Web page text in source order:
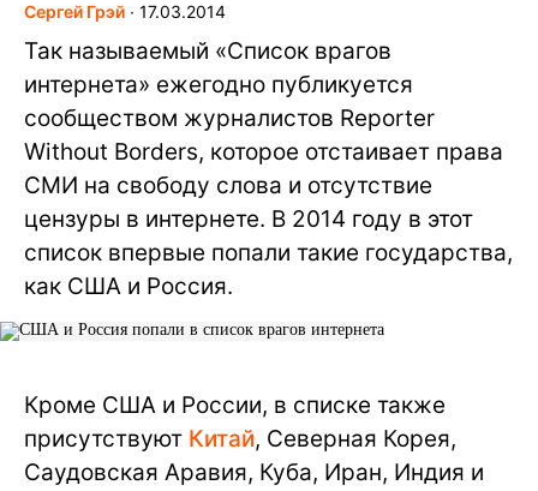
Сергей Грэй ∙ 17.03.2014
Так называемый «Список врагов
интернета» ежегодно публикуется
сообществом журналистов Reporter
Without Borders, которое отстаивает права
СМИ на свободу слова и отсутствие
цензуры в интернете. В 2014 году в этот
список впервые попали такие государства,
как США и Россия.
Кроме США и России, в списке также
присутствуют Китай, Северная Корея,
Саудовская Аравия, Куба, Иран, Индия и